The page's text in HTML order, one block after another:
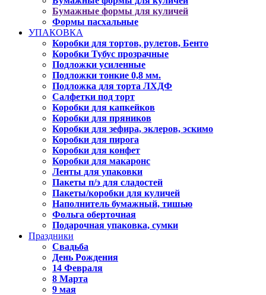
Бумажные формы для куличей
Формы пасхальные
УПАКОВКА
Коробки для тортов, рулетов, Бенто
Коробки Тубус прозрачные
Подложки усиленные
Подложки тонкие 0,8 мм.
Подложка для торта ЛХДФ
Салфетки под торт
Коробки для капкейков
Коробки для пряников
Коробки для зефира, эклеров, эскимо
Коробки для пирога
Коробки для конфет
Коробки для макаронс
Ленты для упаковки
Пакеты п/э для сладостей
Пакеты/коробки для куличей
Наполнитель бумажный, тишью
Фольга оберточная
Подарочная упаковка, сумки
Праздники
Свадьба
День Рождения
14 Февраля
8 Марта
9 мая